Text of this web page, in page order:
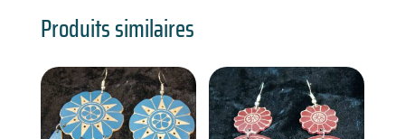
Produits similaires